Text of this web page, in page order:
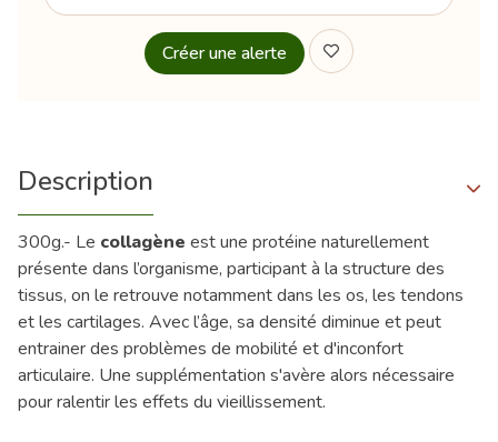
Description
300g.- Le collagène est une protéine naturellement
présente dans l’organisme, participant à la structure des
tissus, on le retrouve notamment dans les os, les tendons
et les cartilages. Avec l’âge, sa densité diminue et peut
entrainer des problèmes de mobilité et d'inconfort
articulaire. Une supplémentation s'avère alors nécessaire
pour ralentir les effets du vieillissement.